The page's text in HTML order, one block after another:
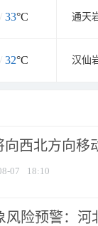
/ 33°C 通天
/ 32°C 汉仙
向西北方向移
07 18:10
风险预警：河